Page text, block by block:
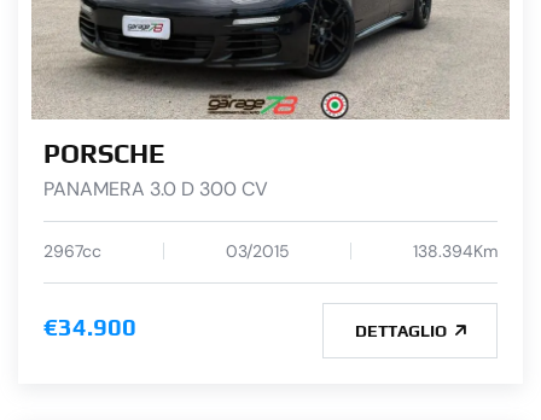
PORSCHE
PANAMERA 3.0 D 300 CV
2967cc 03/2015 138.394Km
€34.900 DETTAGLIO